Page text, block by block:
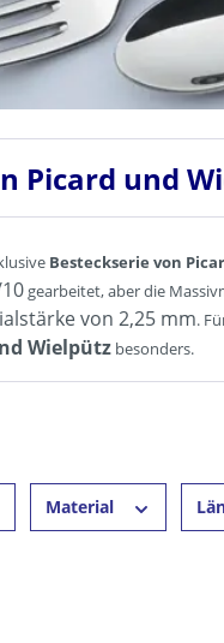
Picard und
Besteckserie von
gearbeitet, aber die
von 2,25 mm.
Wielpütz besonders.
Material